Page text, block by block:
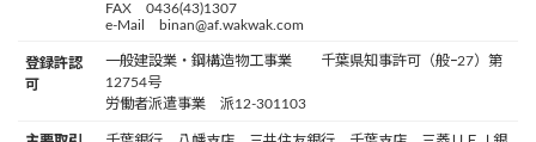
FAX 0436(43)1307
e-Mail binan@af.wakwak.com
登録許認
可
一般建設業・鋼構造物工事業 千葉県知事許可（般ｰ27）第
12754号
労働者派遣事業 派12-301103